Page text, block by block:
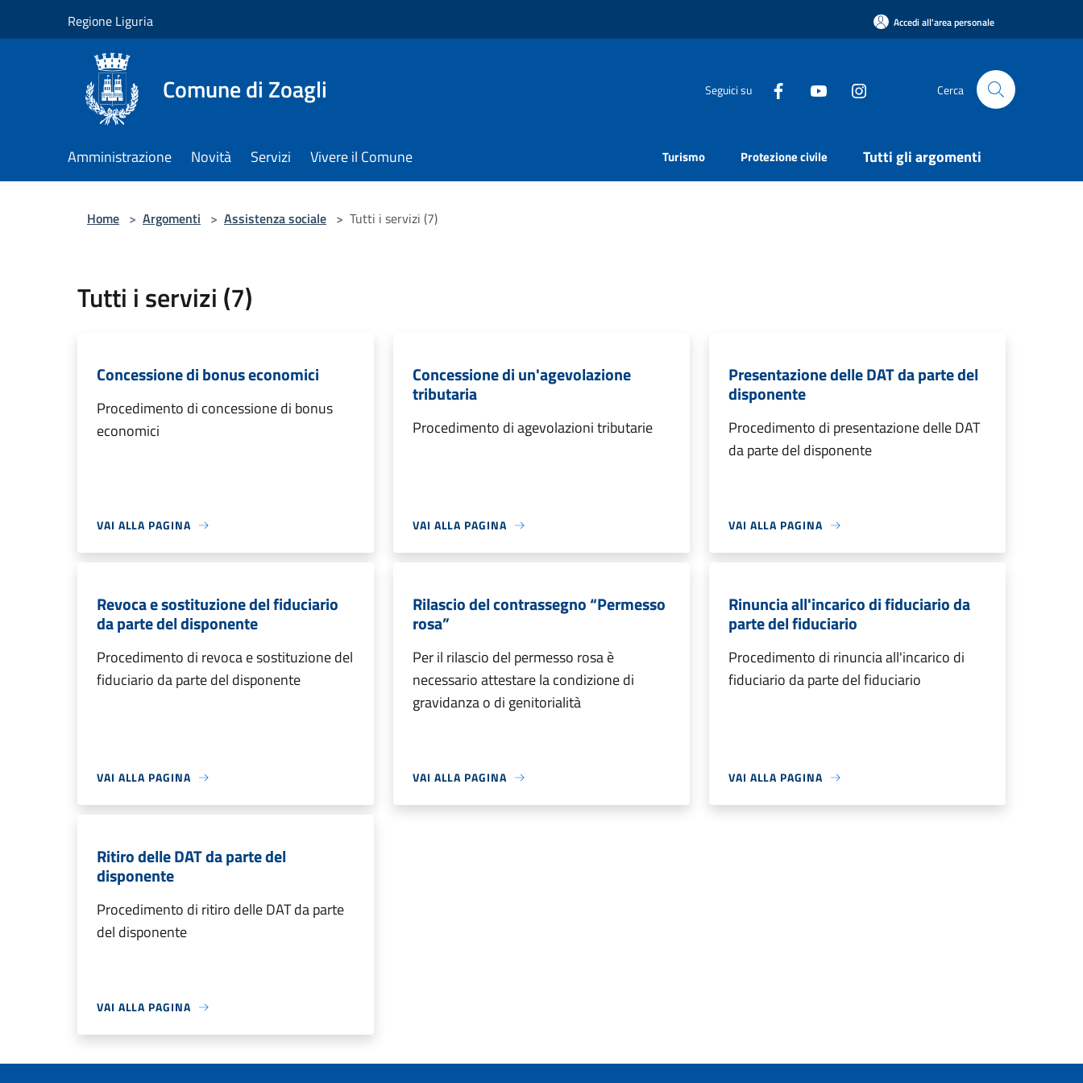
Regione Liguria Accedi all'area personale
Comune di Zoagli Seguici su Cerca
Amministrazione Novità Servizi Vivere il Comune Turismo Protezione civile Tutti gli argomenti
Home > Argomenti > Assistenza sociale > Tutti i servizi (7)
Tutti i servizi (7)
Concessione di bonus economici
Procedimento di concessione di bonus
economici
VAI ALLA PAGINA
Concessione di un'agevolazione
tributaria
Procedimento di agevolazioni tributarie
VAI ALLA PAGINA
Presentazione delle DAT da parte del
disponente
Procedimento di presentazione delle DAT
da parte del disponente
VAI ALLA PAGINA
Revoca e sostituzione del fiduciario
da parte del disponente
Procedimento di revoca e sostituzione del
fiduciario da parte del disponente
VAI ALLA PAGINA
Rilascio del contrassegno “Permesso
rosa”
Per il rilascio del permesso rosa è
necessario attestare la condizione di
gravidanza o di genitorialità
VAI ALLA PAGINA
Rinuncia all'incarico di fiduciario da
parte del fiduciario
Procedimento di rinuncia all'incarico di
fiduciario da parte del fiduciario
VAI ALLA PAGINA
Ritiro delle DAT da parte del
disponente
Procedimento di ritiro delle DAT da parte
del disponente
VAI ALLA PAGINA